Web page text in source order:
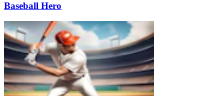
Baseball Hero